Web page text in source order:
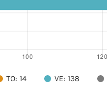
TO: 14 VE: 138